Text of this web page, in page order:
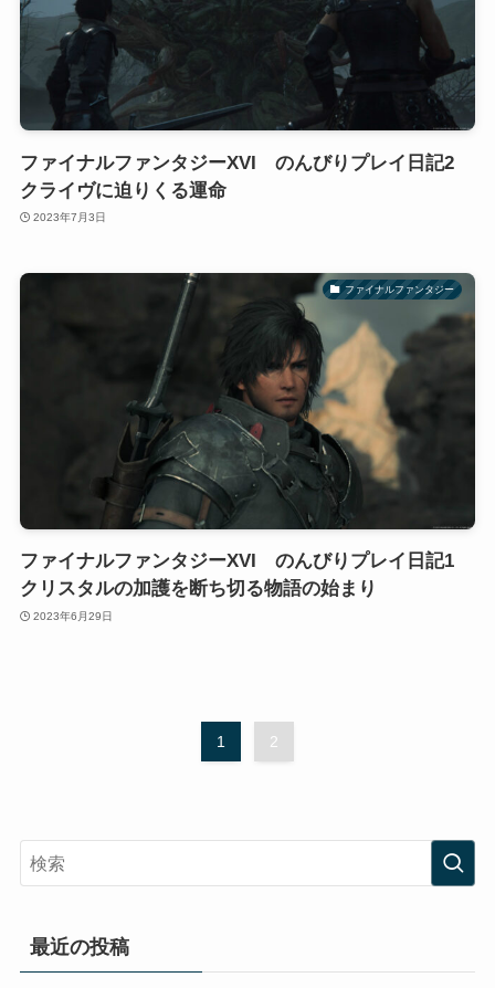
ファイナルファンタジーXVI のんびりプレイ日記2
クライヴに迫りくる運命
2023年7月3日
ファイナルファンタジー
ファイナルファンタジーXVI のんびりプレイ日記1
クリスタルの加護を断ち切る物語の始まり
2023年6月29日
1 2
最近の投稿